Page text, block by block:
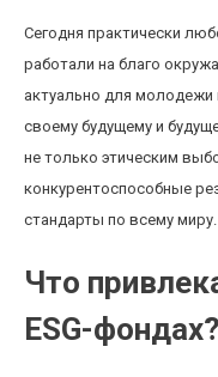
Сегодня практически
работали на благо
актуально для молодежи
своему будущему и
не только этическим
конкурентоспособные
стандарты по всему миру.
Что
ESG-фондах?